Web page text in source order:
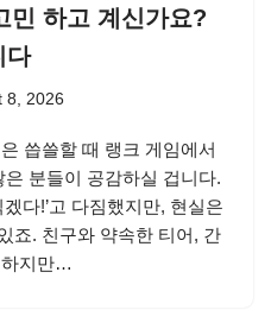
민 하고 계신가요?
다
8, 2026
씁쓸할 때 랭크 게임에서
분들이 공감하실 겁니다.
다!’고 다짐했지만, 현실은
죠. 친구와 약속한 티어, 간
지만…